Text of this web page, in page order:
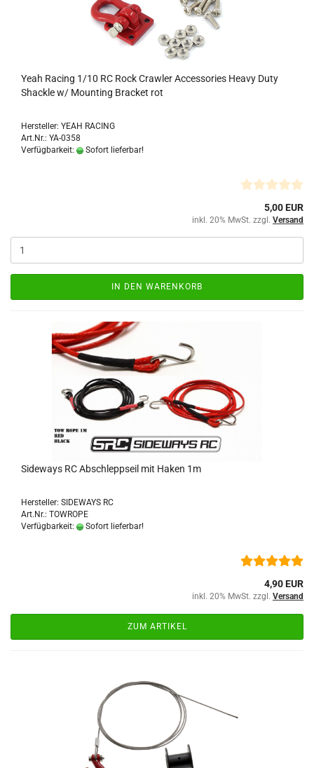
Yeah Racing 1/10 RC Rock Crawler Accessories Heavy Duty
Shackle w/ Mounting Bracket rot
Hersteller: YEAH RACING
Art.Nr.: YA-0358
Verfügbarkeit:
Sofort lieferbar!
5,00 EUR
inkl. 20% MwSt. zzgl. Versand
IN DEN WARENKORB
Sideways RC Abschleppseil mit Haken 1m
Hersteller: SIDEWAYS RC
Art.Nr.: TOWROPE
Verfügbarkeit:
Sofort lieferbar!
4,90 EUR
inkl. 20% MwSt. zzgl. Versand
ZUM ARTIKEL